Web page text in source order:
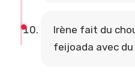
Irène fait du
feijoada avec